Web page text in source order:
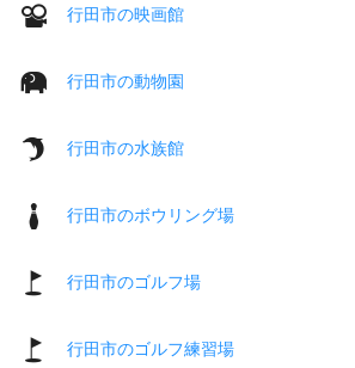
行田市の映画館
行田市の動物園
行田市の水族館
行田市のボウリング場
行田市のゴルフ場
行田市のゴルフ練習場